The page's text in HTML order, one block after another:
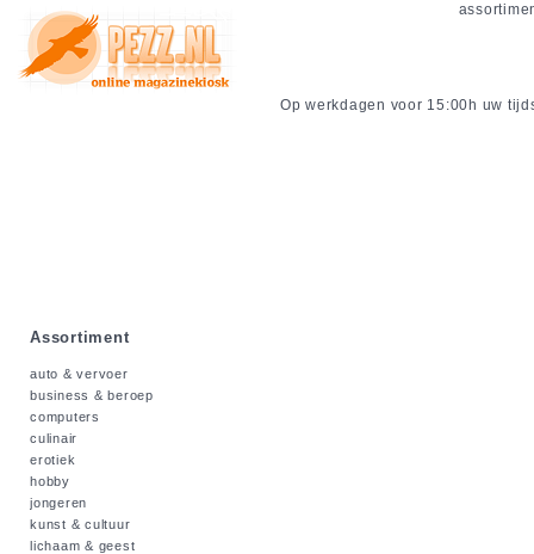
Op werkdagen voor 15:00h uw
Assortiment
auto & vervoer
business & beroep
computers
culinair
erotiek
hobby
jongeren
kunst & cultuur
lichaam & geest